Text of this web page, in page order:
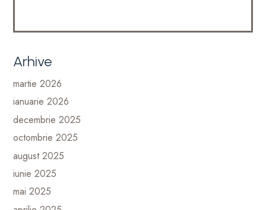
Arhive
martie 2026
ianuarie 2026
decembrie 2025
octombrie 2025
august 2025
iunie 2025
mai 2025